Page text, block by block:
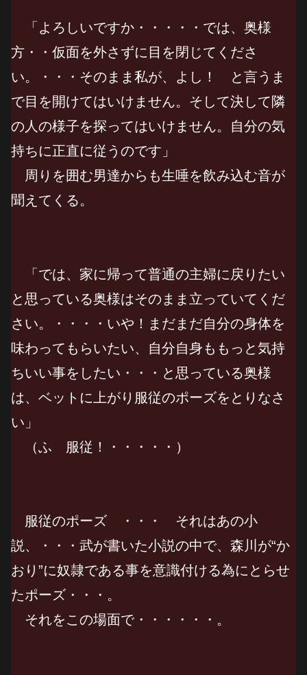
「よろしいですか・・・・・では、奥様
方・・仮面を外さずに目を閉じてくださ
い。・・・そのまま私が、よし！ と言うま
で目を開けてはいけません。そして決して隣
の人の様子を探ってはいけません。自分の気
持ちに正直に従うのです」
周りを囲む男達からも生唾を飲み込む音が
聞えてくる。
「では、家に帰って普通の主婦に戻りたい
と思っている奥様はそのまま立っていてくだ
さい。・・・・いや！まだまだ自分の身体を
味わってもらいたい、自分自身ももっと気持
ちいい事をしたい・・・と思っている奥様
は、ベットに上がり服従のポーズをとりなさ
い」
（ふ 服従！・・・・・）
服従のポーズ ・・・ それはあの小
説、・・・武が書いた小説の中で、森川が“か
おり”に奴隷である事を意識付ける為にとらせ
たポーズ・・・。
それをこの場面で・・・・・・。